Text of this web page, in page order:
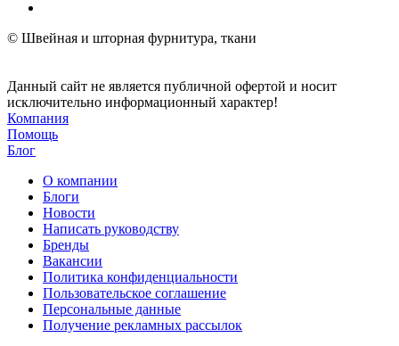
© Швейная и шторная фурнитура, ткани
Данный сайт не является публичной офертой и носит
исключительно информационный характер!
Компания
Помощь
Блог
О компании
Блоги
Новости
Написать руководству
Бренды
Вакансии
Политика конфиденциальности
Пользовательское соглашение
Персональные данные
Получение рекламных рассылок